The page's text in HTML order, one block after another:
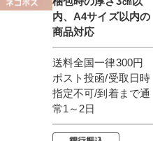
内、A4サイズ以内の
商品対応
送料全国一律300円
ポスト投函/受取日時
指定不可/到着まで通
常1～2日